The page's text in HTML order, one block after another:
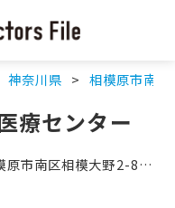
神奈川県 相模原市南区
療センター
市南区相模大野2-8-1